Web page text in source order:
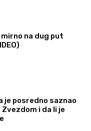
na dug put
je posredno saznao
i da li je